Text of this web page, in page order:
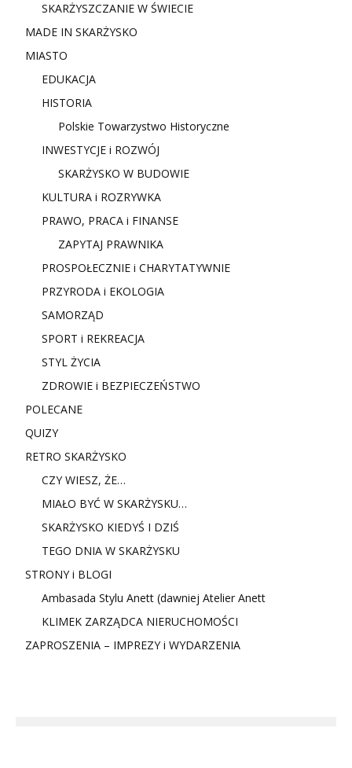
SKARŻYSZCZANIE W ŚWIECIE
MADE IN SKARŻYSKO
MIASTO
EDUKACJA
HISTORIA
Polskie Towarzystwo Historyczne
INWESTYCJE i ROZWÓJ
SKARŻYSKO W BUDOWIE
KULTURA i ROZRYWKA
PRAWO, PRACA i FINANSE
ZAPYTAJ PRAWNIKA
PROSPOŁECZNIE i CHARYTATYWNIE
PRZYRODA i EKOLOGIA
SAMORZĄD
SPORT i REKREACJA
STYL ŻYCIA
ZDROWIE i BEZPIECZEŃSTWO
POLECANE
QUIZY
RETRO SKARŻYSKO
CZY WIESZ, ŻE…
MIAŁO BYĆ W SKARŻYSKU…
SKARŻYSKO KIEDYŚ I DZIŚ
TEGO DNIA W SKARŻYSKU
STRONY i BLOGI
Ambasada Stylu Anett (dawniej Atelier Anett
KLIMEK ZARZĄDCA NIERUCHOMOŚCI
ZAPROSZENIA – IMPREZY i WYDARZENIA